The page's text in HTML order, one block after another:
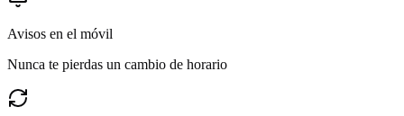
Avisos en el móvil
Nunca te pierdas un cambio de horario